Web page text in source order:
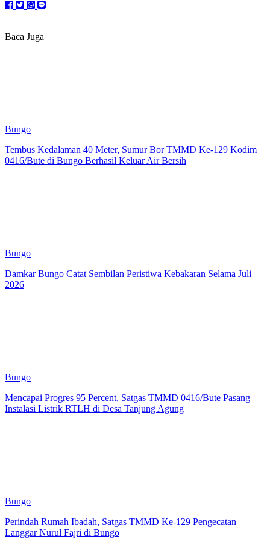
Baca Juga
Bungo
Tembus Kedalaman 40 Meter, Sumur Bor TMMD Ke-129 Kodim
0416/Bute di Bungo Berhasil Keluar Air Bersih
Bungo
Damkar Bungo Catat Sembilan Peristiwa Kebakaran Selama Juli
2026
Bungo
Mencapai Progres 95 Percent, Satgas TMMD 0416/Bute Pasang
Instalasi Listrik RTLH di Desa Tanjung Agung
Bungo
Perindah Rumah Ibadah, Satgas TMMD Ke-129 Pengecatan
Langgar Nurul Fajri di Bungo